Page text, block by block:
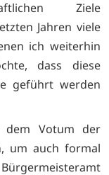
Ziele
Jahren viele
ich weiterhin
dass diese
geführt werden
dem Votum der
um auch formal